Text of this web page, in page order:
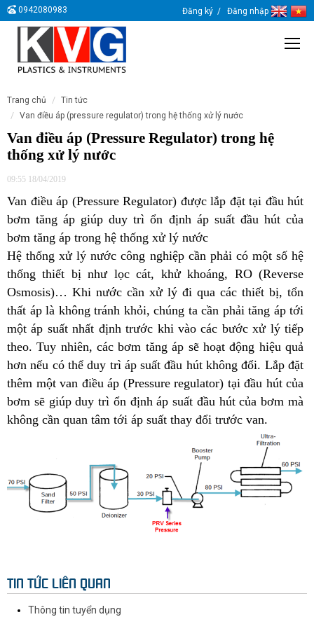
0942080983 Đăng ký Đăng nhập
trang chủ
tin tức
van điều áp (pressure regulator) trong hệ thống xử lý nước
Van điều áp (Pressure Regulator) trong hệ
thống xử lý nước
09:55 18/04/2019
Van điều áp (Pressure Regulator) được lắp đặt tại đầu hút
bơm tăng áp giúp duy trì ổn định áp suất đầu hút của
bơm tăng áp trong hệ thống xử lý nước
Hệ thống xử lý nước công nghiệp cần phải có một số hệ
thống thiết bị như lọc cát, khử khoáng, RO (Reverse
Osmosis)… Khi nước cần xử lý đi qua các thiết bị, tổn
thất áp là không tránh khỏi, chúng ta cần phải tăng áp tới
một áp suất nhất định trước khi vào các bước xử lý tiếp
theo. Tuy nhiên, các bơm tăng áp sẽ hoạt động hiệu quả
hơn nếu có thể duy trì áp suất đầu hút không đổi. Lắp đặt
thêm một van điều áp (Pressure regulator) tại đầu hút của
bơm sẽ giúp duy trì ổn định áp suất đầu hút của bơm mà
không cần quan tâm tới áp suất thay đổi trước van.
TIN TỨC LIÊN QUAN
Thông tin tuyển dụng